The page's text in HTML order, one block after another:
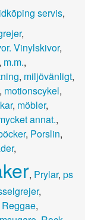
servis,
,
Vinylskivor,
, m.m.,
, miljövänligt,
, motionscykel,
, möbler,
annat.,
, Porslin,
,
, Prylar, ps
,
Reggae,